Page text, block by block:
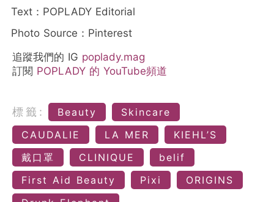
Text：POPLADY Editorial
Photo Source：Pinterest
追蹤我們的 IG poplady.mag
訂閱 POPLADY 的 YouTube頻道
標籤: Beauty
Skincare
CAUDALIE
LA MER
KIEHL’S
戴口罩
CLINIQUE
belif
First Aid Beauty
Pixi
ORIGINS